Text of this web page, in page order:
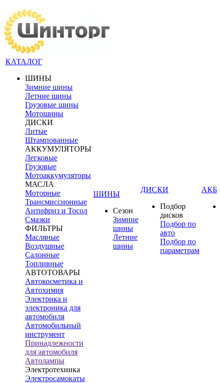
КАТАЛОГ
ШИНЫ
Зимние шины
Летние шины
Грузовые шины
Мотошины
ДИСКИ
Литые
Штампованные
АККУМУЛЯТОРЫ
Легковые
Грузовые
Мотоаккумуляторы
МАСЛА
Моторные
Трансмиссионные
Антифриз и Тосол
Смазки
ФИЛЬТРЫ
Масляные
Воздушные
Салонные
Топливные
АВТОТОВАРЫ
Автокосметика и
Автохимия
Электрика и
электроника для
автомобиля
Автомобильный
инструмент
Принадлежности
для автомобиля
Автолампы
Электротехника
Электросамокаты
ШИНЫ
Сезон
Зимние
шины
Летние
шины
ДИСКИ
Подбор
дисков
Подбор по
авто
Подбор по
параметрам
АКБ